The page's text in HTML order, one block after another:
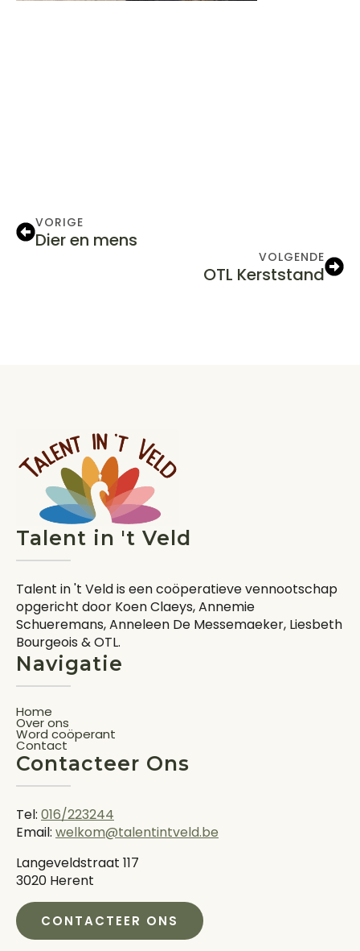
VORIGE
Dier en mens
VOLGENDE
OTL Kerststand
Talent in 't Veld
Talent in 't Veld is een coöperatieve vennootschap
opgericht door Koen Claeys, Annemie
Schueremans, Anneleen De Messemaeker, Liesbeth
Bourgeois & OTL.
Navigatie
Home
Over ons
Word coöperant
Contact
Contacteer Ons
Tel: 016/223244
Email: welkom@talentintveld.be
Langeveldstraat 117
3020 Herent
CONTACTEER ONS